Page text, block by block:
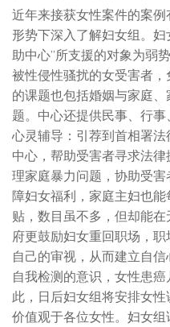
近年来接获女性案件的案
形势下深入了解妇女组。
助中心”所支援的对象为弱
被性侵性骚扰的女受害者
的课题也包括婚姻与家庭
题。中心还提供民事、行
心灵辅导：引荐到首相署
中心，帮助受害者寻求法
理家庭暴力问题，协助受
障妇女福利，家庭主妇也
贴，数目虽不多，但却能
府更鼓励妇女重回职场，
自己的审视，从而建立自
自我检测的意识，女性患
此，日后妇女组将安排女
价值观于各位女性。妇女